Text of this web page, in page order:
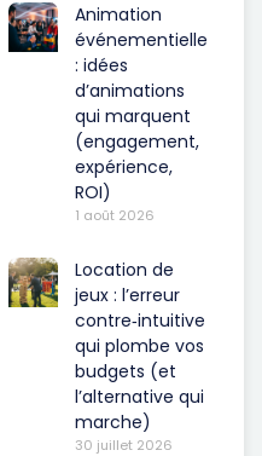
Animation
événementielle
: idées
d’animations
qui marquent
(engagement,
expérience,
ROI)
1 août 2026
Location de
jeux : l’erreur
contre‑intuitive
qui plombe vos
budgets (et
l’alternative qui
marche)
30 juillet 2026